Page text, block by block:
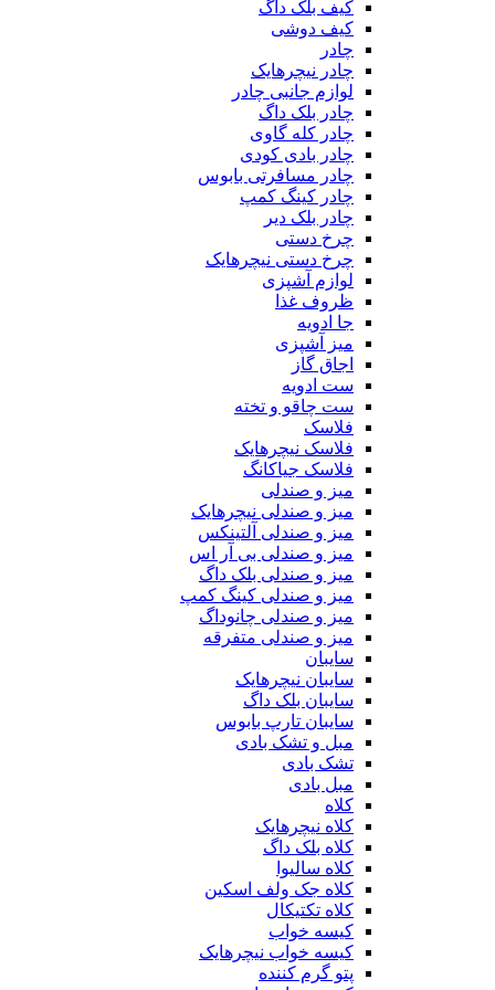
کیف بلک داگ
کیف دوشی
چادر
چادر نیچرهایک
لوازم جانبی چادر
چادر بلک داگ
چادر کله گاوی
چادر بادی کودی
چادر مسافرتی بابوس
چادر کینگ کمپ
چادر بلک دیر
چرخ دستی
چرخ دستی نیچرهایک
لوازم آشپزی
ظروف غذا
جا ادویه
میز آشپزی
اجاق گاز
ست ادویه
ست چاقو و تخته
فلاسک
فلاسک نیچرهایک
فلاسک جیاکانگ
میز و صندلی
میز و صندلی نیچرهایک
میز و صندلی آلتینکس
میز و صندلی بی آر اس
میز و صندلی بلک داگ
میز و صندلی کینگ کمپ
میز و صندلی چانوداگ
میز و صندلی متفرقه
سایبان
سایبان نیچرهایک
سایبان بلک داگ
سایبان تارپ بابوس
مبل و تشک بادی
تشک بادی
مبل بادی
کلاه
کلاه نیچرهایک
کلاه بلک داگ
کلاه سالیوا
کلاه جک‌ ولف‌ اسکین
کلاه تکتیکال
کیسه خواب
کیسه خواب نیچرهایک
پتو گرم کننده